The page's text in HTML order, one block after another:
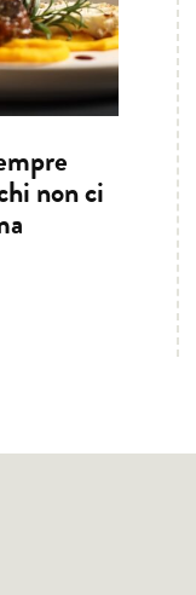
non ci